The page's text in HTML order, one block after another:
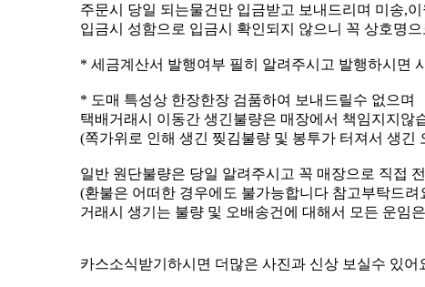
주문시 당일 되는물건만 입금받고 보내드리며 미송,
입금시 성함으로 입금시 확인되지 않으니 꼭 상호명
* 세금계산서 발행여부 필히 알려주시고 발행하시면
* 도매 특성상 한장한장 검품하여 보내드릴수 없으며
택배거래시 이동간 생긴불량은 매장에서 책임지지않
(쪽가위로 인해 생긴 찢김불량 및 봉투가 터져서 생긴
일반 원단불량은 당일 알려주시고 꼭 매장으로 직접
(환불은 어떠한 경우에도 불가능합니다 참고부탁드려
거래시 생기는 불량 및 오배송건에 대해서 모든 운임
카스소식받기하시면 더많은 사진과 신상 보실수 있